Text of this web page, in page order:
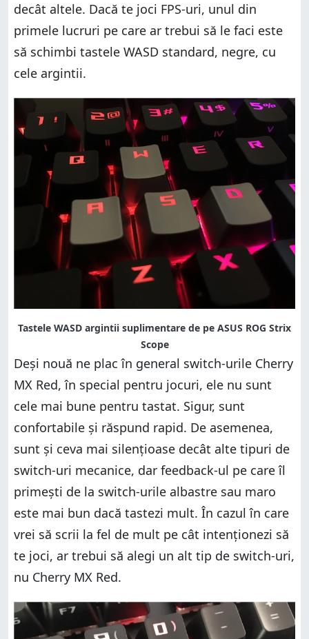
decât altele. Dacă te joci FPS-uri, unul din
primele lucruri pe care ar trebui să le faci este
să schimbi tastele WASD standard, negre, cu
cele argintii.
Tastele WASD argintii suplimentare de pe ASUS ROG Strix
Scope
Deși nouă ne plac în general switch-urile Cherry
MX Red, în special pentru jocuri, ele nu sunt
cele mai bune pentru tastat. Sigur, sunt
confortabile și răspund rapid. De asemenea,
sunt și ceva mai silențioase decât alte tipuri de
switch-uri mecanice, dar feedback-ul pe care îl
primești de la switch-urile albastre sau maro
este mai bun dacă tastezi mult. În cazul în care
vrei să scrii la fel de mult pe cât intenționezi să
te joci, ar trebui să alegi un alt tip de switch-uri,
nu Cherry MX Red.